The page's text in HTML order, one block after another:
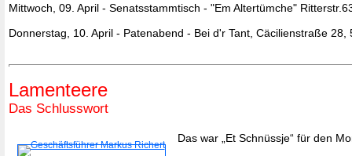
Mittwoch, 09. April - Senatsstammtisch - "Em Altertümche"
Donnerstag, 10. April - Patenabend - Bei d'r Tant, Cäcilienstraße
Lamenteere
Das Schlusswort
Das war „Et Schnüssje“ für den